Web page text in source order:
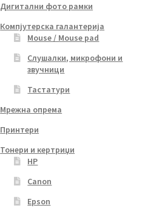
Дигитални фото рамки
Компјутерска галантерија
Mouse / Mouse pad
Слушалки, микрофони и
звучници
Тастатури
Мрежна опрема
Принтери
Тонери и кертриџи
HP
Canon
Epson